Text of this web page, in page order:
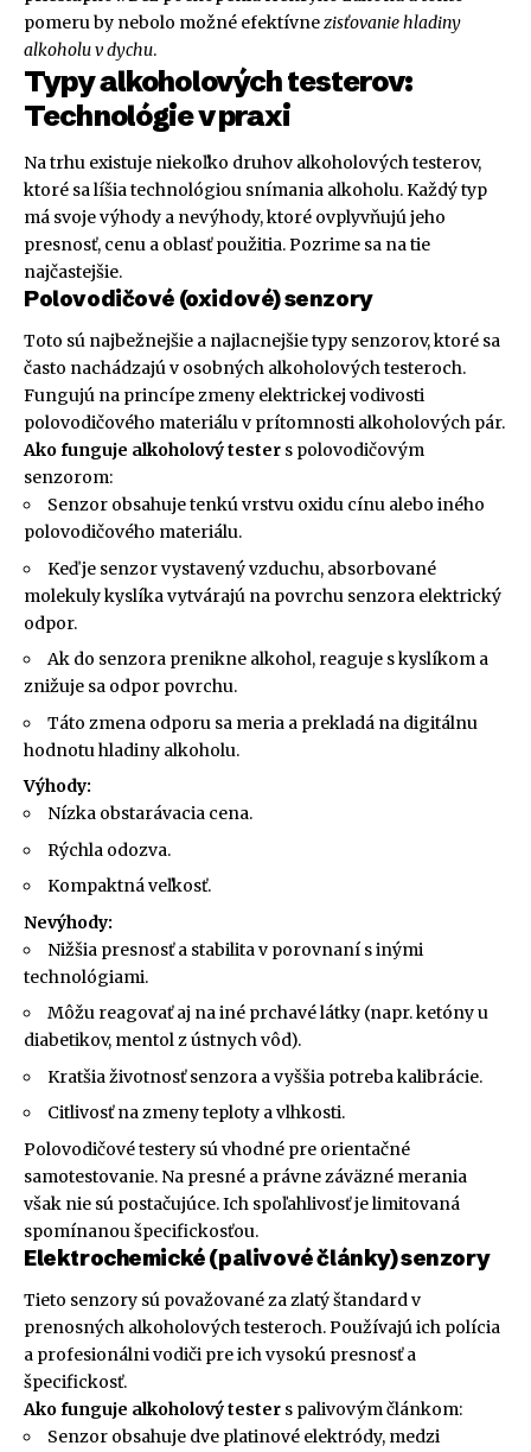
pomeru by nebolo možné efektívnezisťovanie hladiny
alkoholu v dychu.
Typy alkoholových testerov:
Technológie v praxi
Na trhu existuje niekoľko druhov alkoholových testerov,
ktoré sa líšia technológiou snímania alkoholu. Každý typ
má svoje výhody a nevýhody, ktoré ovplyvňujú jeho
presnosť, cenu a oblasť použitia. Pozrime sa na tie
najčastejšie.
Polovodičové (oxidové) senzory
Toto sú najbežnejšie a najlacnejšie typy senzorov, ktoré sa
často nachádzajú v osobných alkoholových testeroch.
Fungujú na princípe zmeny elektrickej vodivosti
polovodičového materiálu v prítomnosti alkoholových pár.
Ako funguje alkoholový tester s polovodičovým
senzorom:
Senzor obsahuje tenkú vrstvu oxidu cínu alebo iného
polovodičového materiálu.
Keď je senzor vystavený vzduchu, absorbované
molekuly kyslíka vytvárajú na povrchu senzora elektrický
odpor.
Ak do senzora prenikne alkohol, reaguje s kyslíkom a
znižuje sa odpor povrchu.
Táto zmena odporu sa meria a prekladá na digitálnu
hodnotu hladiny alkoholu.
Výhody:
Nízka obstarávacia cena.
Rýchla odozva.
Kompaktná veľkosť.
Nevýhody:
Nižšia presnosť a stabilita v porovnaní s inými
technológiami.
Môžu reagovať aj na iné prchavé látky (napr. ketóny u
diabetikov, mentol z ústnych vôd).
Kratšia životnosť senzora a vyššia potreba kalibrácie.
Citlivosť na zmeny teploty a vlhkosti.
Polovodičové testery sú vhodné pre orientačné
samotestovanie. Na presné a právne záväzné merania
však nie sú postačujúce. Ich spoľahlivosť je limitovaná
spomínanou špecifickosťou.
Elektrochemické (palivové články) senzory
Tieto senzory sú považované za zlatý štandard v
prenosných alkoholových testeroch. Používajú ich polícia
a profesionálni vodiči pre ich vysokú presnosť a
špecifickosť.
Ako funguje alkoholový tester s palivovým článkom:
Senzor obsahuje dve platinové elektródy, medzi